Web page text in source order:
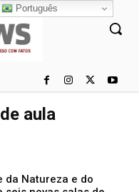
aula
da Natureza e do
Português